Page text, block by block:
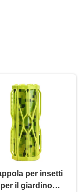
per insetti
per il giardino